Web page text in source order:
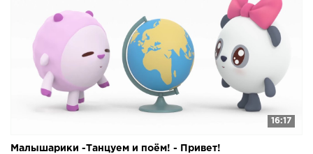
16:17
Малышарики -Танцуем и поём! - Привет!